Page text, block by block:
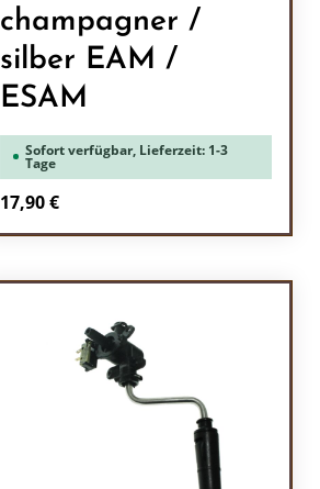
champagner /
silber EAM /
ESAM
Sofort verfügbar, Lieferzeit: 1-3
Tage
Regulärer Preis:
17,90 €